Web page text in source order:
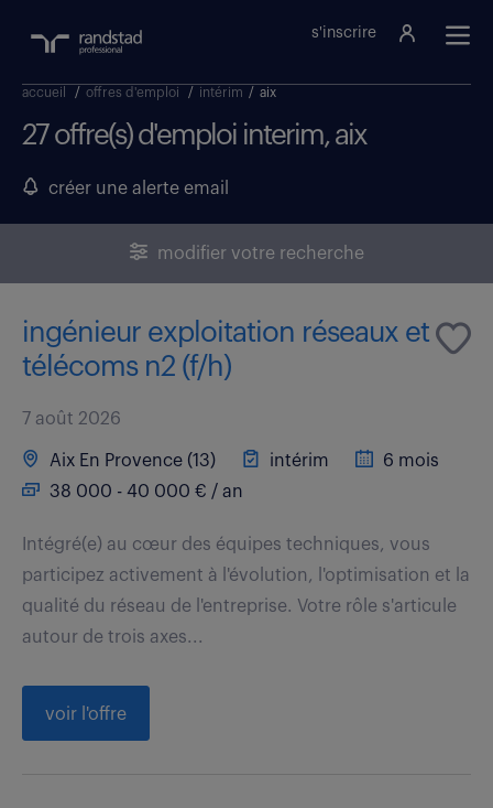
s'inscrire
accueil / offres d'emploi / intérim / aix
27 offre(s) d'emploi interim, aix
créer une alerte email
modifier votre recherche
ingénieur exploitation réseaux et
télécoms n2 (f/h)
7 août 2026
Aix En Provence (13) intérim
6 mois
38 000 - 40 000 € / an
Intégré(e) au cœur des équipes techniques, vous
participez activement à l'évolution, l'optimisation et la
qualité du réseau de l'entreprise. Votre rôle s'articule
autour de trois axes...
voir l'offre